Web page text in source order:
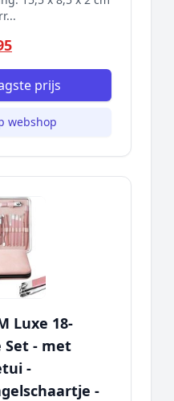
prijs
webshop
Luxe 18-
Set - met
-
-